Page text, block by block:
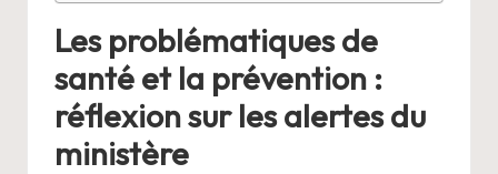
Les problématiques de
santé et la prévention :
réflexion sur les alertes du
ministère